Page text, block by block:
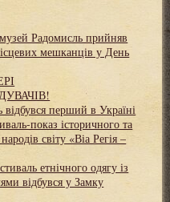
Радомисль прийняв
мешканців у День
перший в Україні
показ історичного та
світу «Віа Регія –
етнічного одягу із
відбувся у Замку